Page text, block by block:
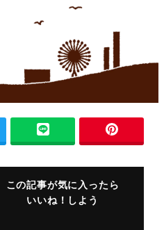
この記事が気に入ったら
いいね！しよう